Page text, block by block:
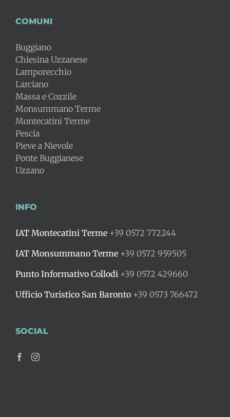
COMUNI
Buggiano
Chiesina Uzzanese
Lamporecchio
Larciano
Massa e Cozzile
Monsummano Terme
Montecatini Terme
Pescia
Pieve a Nievole
Ponte Buggianese
Uzzano
INFO
IAT Montecatini Terme +39 0572 772244
IAT Monsummano Terme +39 0572 959505
Punto Informativo Collodi +39 0572 429660
Ufficio Turistico San Baronto +39 0573 766472
SOCIAL